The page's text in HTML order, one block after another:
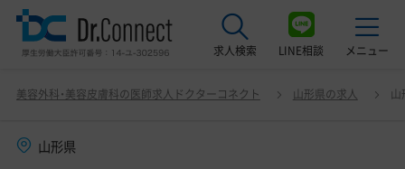
求人検索 LINE相談 メニュー
美容クリニック見学ご希望の方はこちら
美容外科・美容皮膚科の医師求人ドクターコネクト 山形県の求人 山
山形県
山形県の美容外科・美容皮膚科の医師求人(常勤)一覧 変更